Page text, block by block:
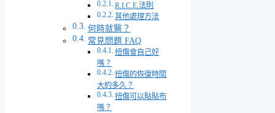
R.I.C.E.法則
其他處理方法
何時就醫？
常見問題 FAQ
扭傷會自己好
嗎？
扭傷的恢復時間
大約多久？
扭傷可以貼貼布
嗎？